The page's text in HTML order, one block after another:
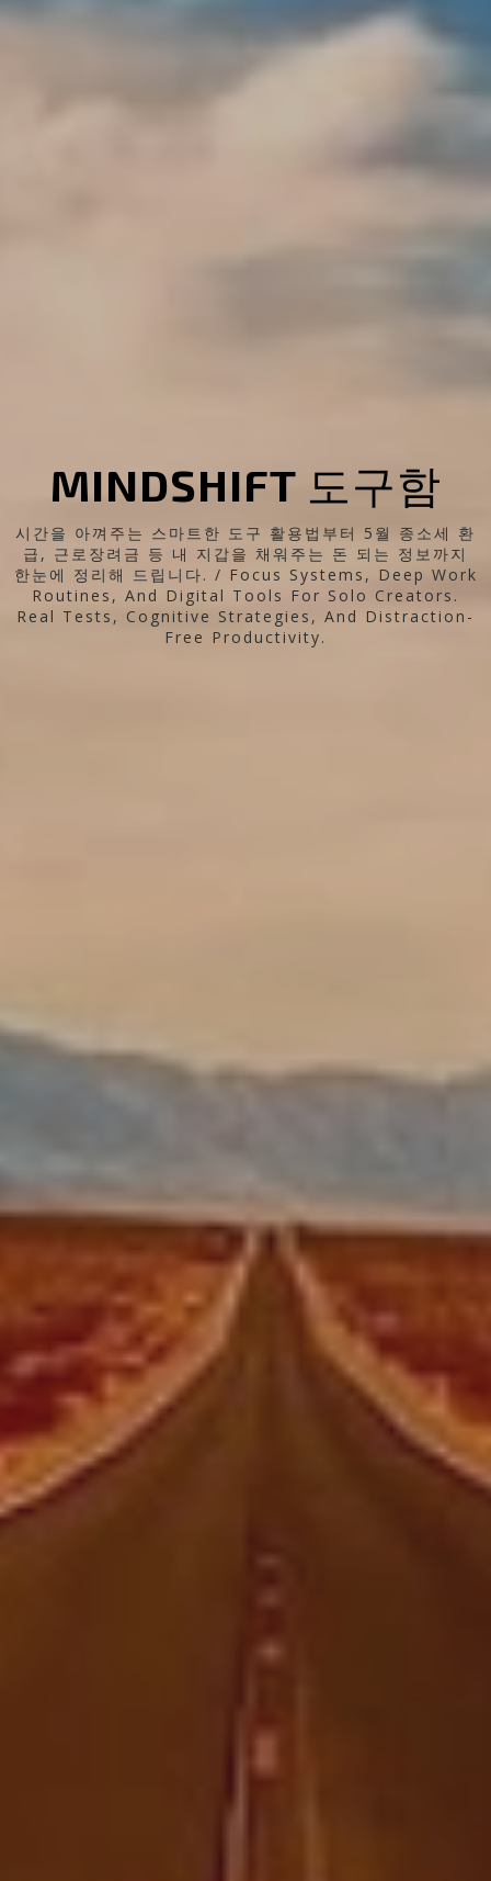
MINDSHIFT 도구함
시간을 아껴주는 스마트한 도구 활용법부터 5월 종소세 환
급, 근로장려금 등 내 지갑을 채워주는 돈 되는 정보까지
한눈에 정리해 드립니다. / Focus Systems, Deep Work
Routines, And Digital Tools For Solo Creators.
Real Tests, Cognitive Strategies, And Distraction-
Free Productivity.